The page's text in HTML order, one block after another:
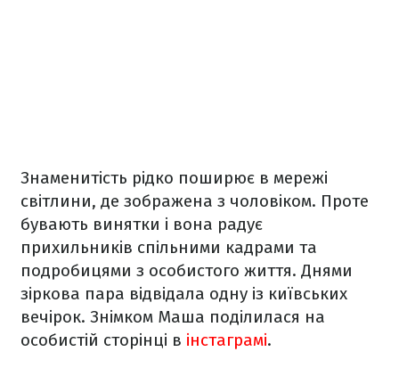
Знаменитість рідко поширює в мережі
світлини, де зображена з чоловіком. Проте
бувають винятки і вона радує
прихильників спільними кадрами та
подробицями з особистого життя. Днями
зіркова пара відвідала одну із київських
вечірок. Знімком Маша поділилася на
особистій сторінці в інстаграмі.